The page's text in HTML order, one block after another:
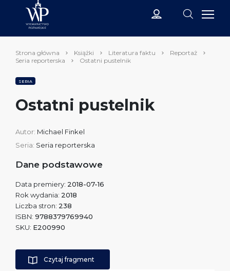
Strona główna Książki Literatura faktu
Reportaż
Seria reporterska
Ostatni pustelnik
SERIA
Ostatni pustelnik
Autor: Michael Finkel
Seria: Seria reporterska
Dane podstawowe
Data premiery: 2018-07-16
Rok wydania: 2018
Liczba stron: 238
ISBN: 9788379769940
SKU: E200990
Czytaj fragment